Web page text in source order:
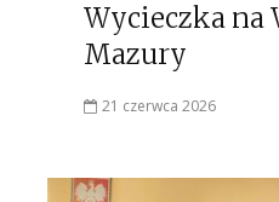
Wycieczka na
Mazury
21 czerwca 2026